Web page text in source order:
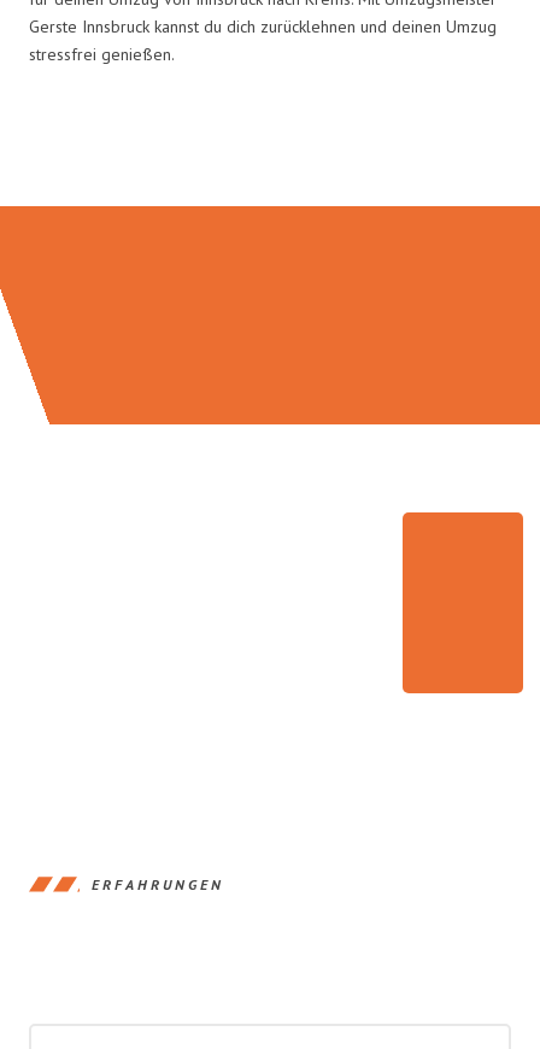
Gerste Innsbruck kannst du dich zurücklehnen und deinen Umzug
stressfrei genießen.
ERFAHRUNGEN